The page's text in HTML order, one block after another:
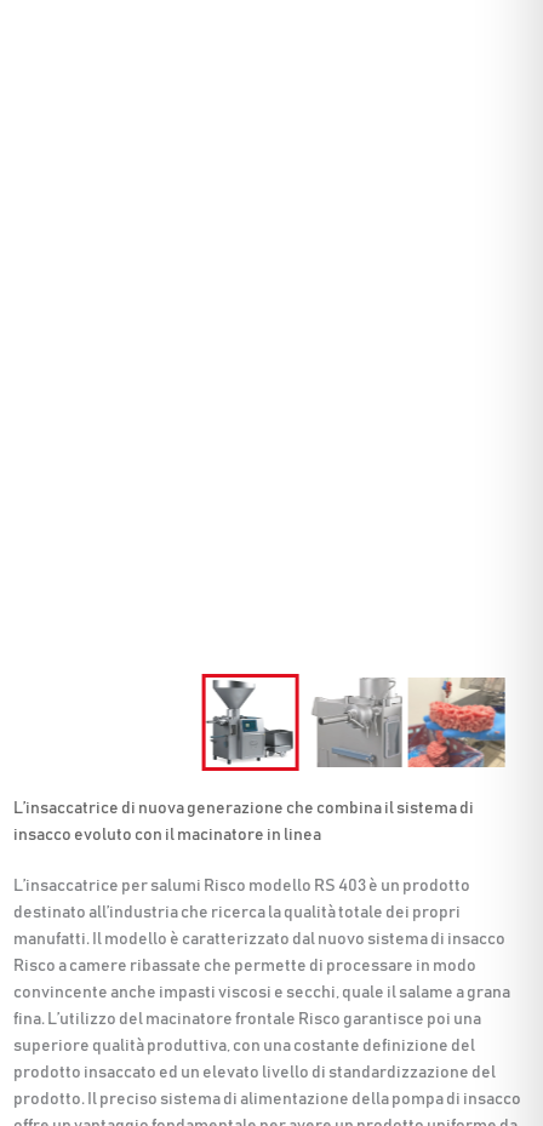
L’insaccatrice di nuova generazione che combina il sistema di
insacco evoluto con il macinatore in linea
L’insaccatrice per salumi Risco modello RS 403 è un prodotto
destinato all’industria che ricerca la qualità totale dei propri
manufatti. Il modello è caratterizzato dal nuovo sistema di insacco
Risco a camere ribassate che permette di processare in modo
convincente anche impasti viscosi e secchi, quale il salame a grana
fina. L’utilizzo del macinatore frontale Risco garantisce poi una
superiore qualità produttiva, con una costante definizione del
prodotto insaccato ed un elevato livello di standardizzazione del
prodotto. Il preciso sistema di alimentazione della pompa di insacco